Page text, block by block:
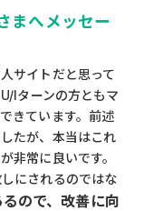
まへメッセー
サイトだと思って
Iターンの方ともマ
きています。前述
たが、本当はこれ
非常に良いです。
にされるのではな
ので、改善に向